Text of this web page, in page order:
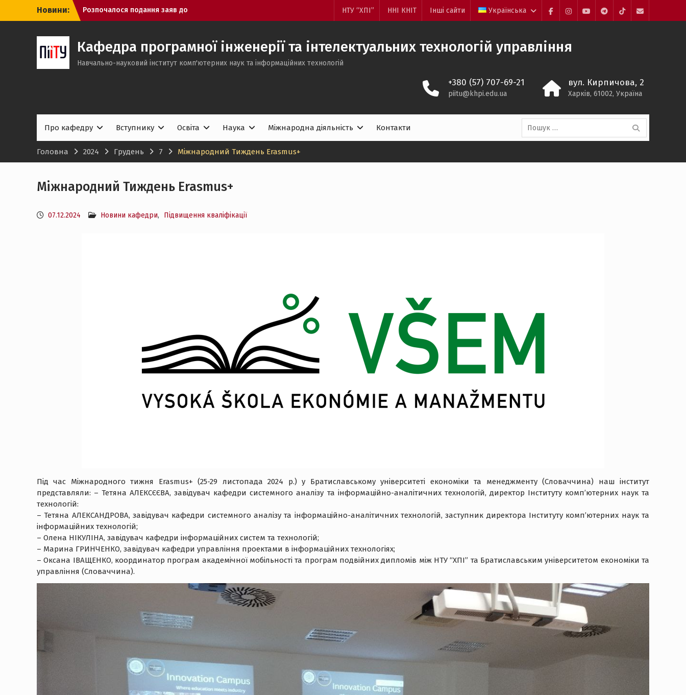
Новини:
Вступникам 2026: незабаром
з’являться рекомендації до
Стажування System Integration Engineer
від SoftServe Academy
Розпочалося подання заяв до
FacebookInstagram
YouTubeTelegram
TikTokMail
НТУ “ХПІ” ННІ КНІТ Інші сайти Українська
Кафедра програмної інженерії та інтелектуальних технологій управління
Навчально-науковий інститут комп'ютерних наук та інформаційних технологій
+380 (57) 707-69-21
piitu@khpi.edu.ua
вул. Кирпичова, 2
Харків, 61002, Україна
Про кафедру Вступнику Освіта Наука Міжнародна діяльність Контакти
Пошук:
Головна 2024 Грудень 7 Міжнародний Тиждень Erasmus+
Міжнародний Тиждень Erasmus+
07.12.2024 Новини кафедри, Підвищення кваліфікації
Під час Міжнародного тижня Erasmus+ (25-29 листопада 2024 р.) у Братиславському університеті економіки та менеджменту (Словаччина) наш інститут
представляли: – Тетяна АЛЕКСЄЄВА, завідувач кафедри системного аналізу та інформаційно-аналітичних технологій, директор Інституту комп’ютерних наук та
технологій:
– Тетяна АЛЕКСАНДРОВА, завідувач кафедри системного аналізу та інформаційно-аналітичних технологій, заступник директора Інституту комп’ютерних наук та
інформаційних технологій;
– Олена НІКУЛІНА, завідувач кафедри інформаційних систем та технологій;
– Марина ГРИНЧЕНКО, завідувач кафедри управління проектами в інформаційних технологіях;
– Оксана ІВАЩЕНКО, координатор програм академічної мобільності та програм подвійних дипломів між НТУ “ХПІ” та Братиславським університетом економіки та
управління (Словаччина).